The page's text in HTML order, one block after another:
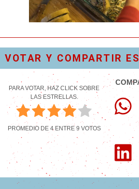
VOTAR Y COMPARTIR
PARA VOTAR, HAZ CLICK SOBRE
LAS ESTRELLAS.
PROMEDIO DE4ENTRE 9 VOTOS